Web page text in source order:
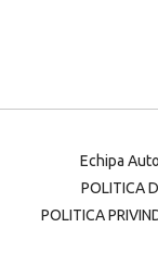
Echipa
POLITICA
POLITICA